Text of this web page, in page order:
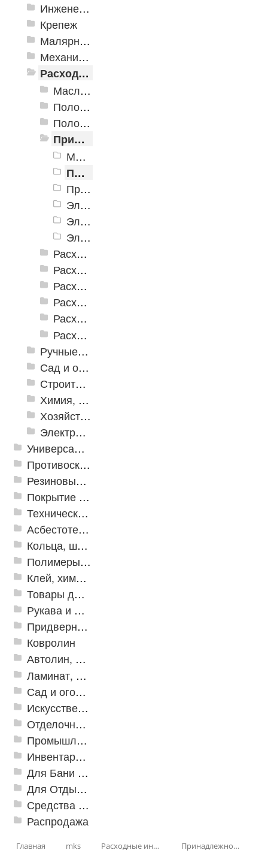
Инженерная сантехника и инструменты
Крепеж
Малярно-штукатурные инструменты
Механизированные инструменты
Расходные инструменты
Масла и смазки
Полотна для лобзиков и сабельных пил
Полотна для реноватора
Принадлежности для сварочных работ
Магнитные угольники
Проволока порошковая сварочная (с флюсом)
Проволока сварочная омеднённая
Электроды с основным покрытием
Электроды с рутил-целлюлозным покрытием
Электроды с рутиловым покрытием
Расходные абразивные инструменты
Расходные инструменты для шуруповертов и гайковертов
Расходные инструменты по бетону
Расходные инструменты по дереву
Расходные инструменты по кафелю и стеклу
Расходные инструменты по металлу
Ручные инструменты
Сад и огород
Строительная Химия и принадлежности
Химия, крепеж, СИЗ
Хозяйственные принадлежности
Электрика и свет
Универсальные модульные покрытия
Противоскользящая защита для лестниц, профили, ленты
Резиновые и ПВХ дорожки
Покрытие из резиновой крошки
Техническая резина
Асбестотехнические и теплоизоляционные материалы
Кольца, шайбы, манжеты
Полимеры и пластики
Клей, химия, сопутствующие товары
Товары для дома
Рукава и шланги промышленные
Придверные решетки
Ковролин
Автолин, Транслин, Линолеум
Ламинат, Кварцвиниловая плитка SPC
Сад и огород
Искусственная трава
Отделочные профили
Промышленный текстиль
Инвентарь для клининга
Для Бани и Сауны
Для Отдыха и Пикника
Средства от насекомых и садовых вредителей
Распродажа
Главная mks Расходные инструменты Принадлежности для сварочных работ